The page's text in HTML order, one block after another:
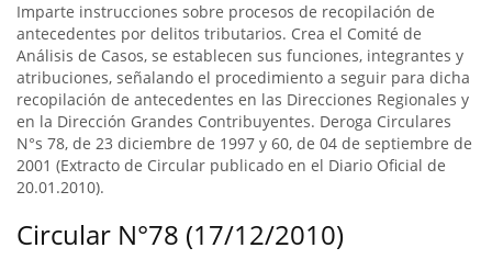
Imparte instrucciones sobre procesos de recopilación de
antecedentes por delitos tributarios. Crea el Comité de
Análisis de Casos, se establecen sus funciones, integrantes y
atribuciones, señalando el procedimiento a seguir para dicha
recopilación de antecedentes en las Direcciones Regionales y
en la Dirección Grandes Contribuyentes. Deroga Circulares
N°s 78, de 23 diciembre de 1997 y 60, de 04 de septiembre de
2001 (Extracto de Circular publicado en el Diario Oficial de
20.01.2010).
Circular N°78 (17/12/2010)